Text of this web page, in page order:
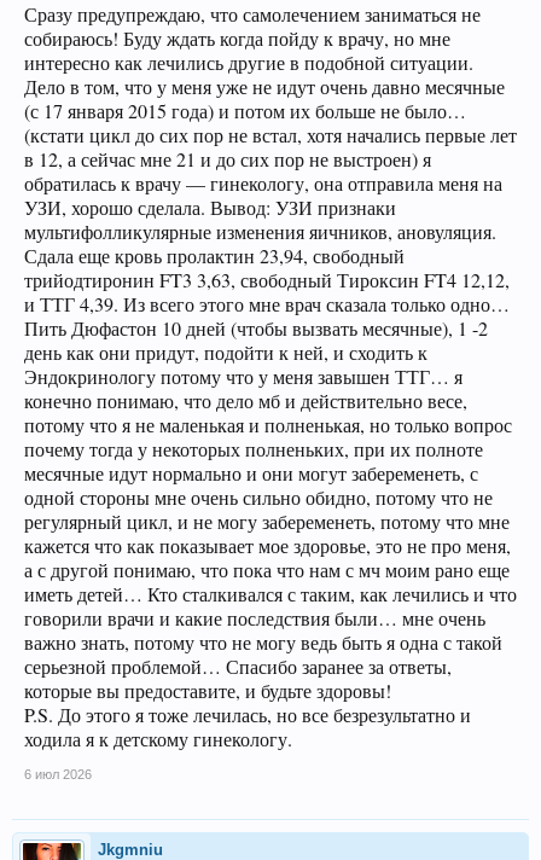
Сразу предупреждаю, что самолечением заниматься не
собираюсь! Буду ждать когда пойду к врачу, но мне
интересно как лечились другие в подобной ситуации.
Дело в том, что у меня уже не идут очень давно месячные
(с 17 января 2015 года) и потом их больше не было…
(кстати цикл до сих пор не встал, хотя начались первые лет
в 12, а сейчас мне 21 и до сих пор не выстроен) я
обратилась к врачу — гинекологу, она отправила меня на
УЗИ, хорошо сделала. Вывод: УЗИ признаки
мультифолликулярные изменения яичников, ановуляция.
Сдала еще кровь пролактин 23,94, свободный
трийодтиронин FT3 3,63, свободный Тироксин FT4 12,12,
и ТТГ 4,39. Из всего этого мне врач сказала только одно…
Пить Дюфастон 10 дней (чтобы вызвать месячные), 1 -2
день как они придут, подойти к ней, и сходить к
Эндокринологу потому что у меня завышен ТТГ… я
конечно понимаю, что дело мб и действительно весе,
потому что я не маленькая и полненькая, но только вопрос
почему тогда у некоторых полненьких, при их полноте
месячные идут нормально и они могут забеременеть, с
одной стороны мне очень сильно обидно, потому что не
регулярный цикл, и не могу забеременеть, потому что мне
кажется что как показывает мое здоровье, это не про меня,
а с другой понимаю, что пока что нам с мч моим рано еще
иметь детей… Кто сталкивался с таким, как лечились и что
говорили врачи и какие последствия были… мне очень
важно знать, потому что не могу ведь быть я одна с такой
серьезной проблемой… Спасибо заранее за ответы,
которые вы предоставите, и будьте здоровы!
P.S. До этого я тоже лечилась, но все безрезультатно и
ходила я к детскому гинекологу.
6 июл 2026
Jkgmniu